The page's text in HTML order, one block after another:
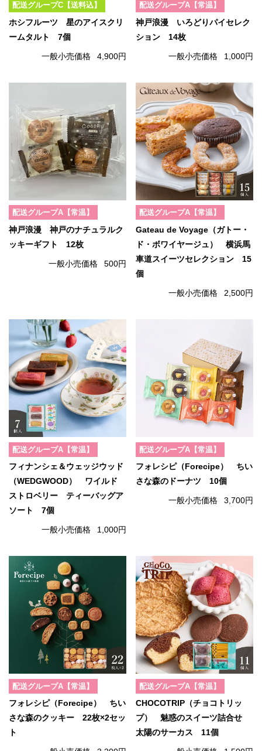
配送グループC【送料込】
ホシフルーツ 星のアイスクリ
ームタルト 7個
一般小売価格 4,900円
配送グループA【常温】
神戸浪漫 いろどりパイセレク
ション 14枚
一般小売価格 1,000円
配送グループA【常温】
神戸浪漫 神戸のナチュラルク
ッキーギフト 12枚
一般小売価格 500円
配送グループA【常温】
Gateau de Voyage（ガトー・
ド・ボワイヤージュ） 横浜馬
車道スイーツセレクション 15
個
一般小売価格 2,500円
配送グループA【常温】
フィナンシェ＆ウェッジウッド
（WEDGWOOD） ワイルド
ストロベリー ティーバッグア
ソート 7個
一般小売価格 1,000円
配送グループA【常温】
フォレシピ（Forecipe） ちい
さな森のドーナツ 10個
一般小売価格 3,700円
配送グループA【常温】
フォレシピ（Forecipe） ちい
さな森のクッキー 22枚×2セッ
ト
配送グループA【常温】
CHOCOTRIP（チョコトリッ
プ） 魅惑のスイーツ詰合せ
太陽のサーカス 11個